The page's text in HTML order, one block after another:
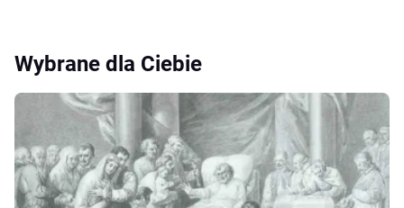
Wybrane dla Ciebie